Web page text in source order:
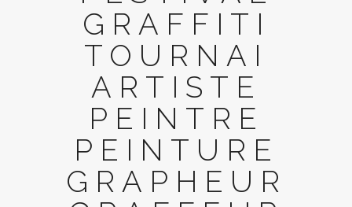
GRAFFITI
TOURNAI
ARTISTE
PEINTRE
PEINTURE
GRAPHEUR